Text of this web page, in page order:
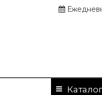
Каталог